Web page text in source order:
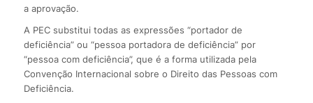
a aprovação.
A PEC substitui todas as expressões “portador de
deficiência” ou “pessoa portadora de deficiência” por
“pessoa com deficiência”, que é a forma utilizada pela
Convenção Internacional sobre o Direito das Pessoas com
Deficiência.